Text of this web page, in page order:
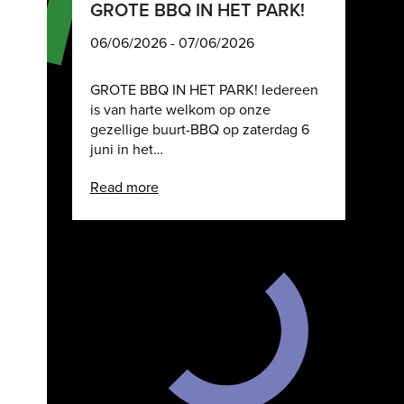
GROTE BBQ IN HET PARK!
06/06/2026 - 07/06/2026
GROTE BBQ IN HET PARK! Iedereen
is van harte welkom op onze
gezellige buurt-BBQ op zaterdag 6
juni in het…
Read more